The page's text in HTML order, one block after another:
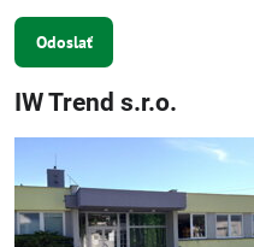
Odoslať
IW Trend s.r.o.